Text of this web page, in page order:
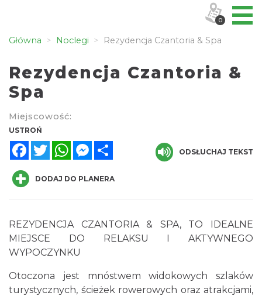
Główna Noclegi Rezydencja Czantoria & Spa
Rezydencja Czantoria &
Spa
Miejscowość:
USTROŃ
FacebookTwitterWhatsAppMessenger
ODSŁUCHAJ TEKST
DODAJ DO PLANERA
REZYDENCJA CZANTORIA & SPA, TO IDEALNE
MIEJSCE DO RELAKSU I AKTYWNEGO
WYPOCZYNKU
Otoczona jest mnóstwem widokowych szlaków
turystycznych, ścieżek rowerowych oraz atrakcjami,
0